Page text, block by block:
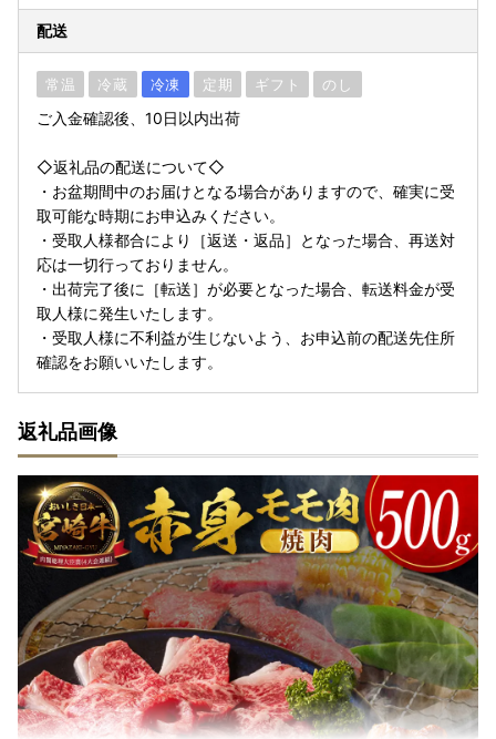
配送
常温 冷蔵 冷凍 定期 ギフト のし
ご入金確認後、10日以内出荷
◇返礼品の配送について◇
・お盆期間中のお届けとなる場合がありますので、確実に受
取可能な時期にお申込みください。
・受取人様都合により［返送・返品］となった場合、再送対
応は一切行っておりません。
・出荷完了後に［転送］が必要となった場合、転送料金が受
取人様に発生いたします。
・受取人様に不利益が生じないよう、お申込前の配送先住所
確認をお願いいたします。
返礼品画像